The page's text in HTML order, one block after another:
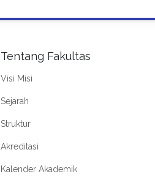
Tentang Fakultas
Visi Misi
Sejarah
Struktur
Akreditasi
Kalender Akademik